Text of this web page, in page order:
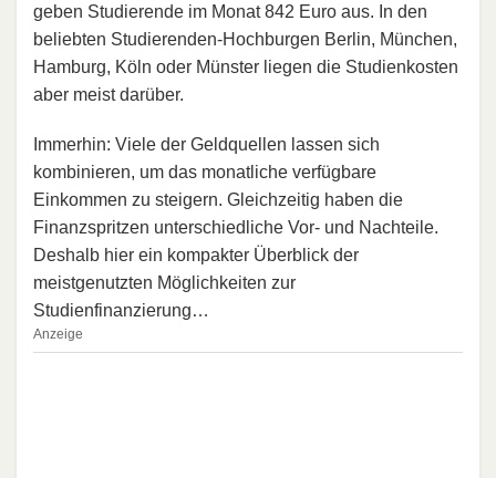
geben Studierende im Monat 842 Euro aus. In den
beliebten Studierenden-Hochburgen Berlin, München,
Hamburg, Köln oder Münster liegen die Studienkosten
aber meist darüber.
Immerhin: Viele der Geldquellen lassen sich
kombinieren, um das monatliche verfügbare
Einkommen zu steigern. Gleichzeitig haben die
Finanzspritzen unterschiedliche Vor- und Nachteile.
Deshalb hier ein kompakter Überblick der
meistgenutzten Möglichkeiten zur
Studienfinanzierung…
Anzeige